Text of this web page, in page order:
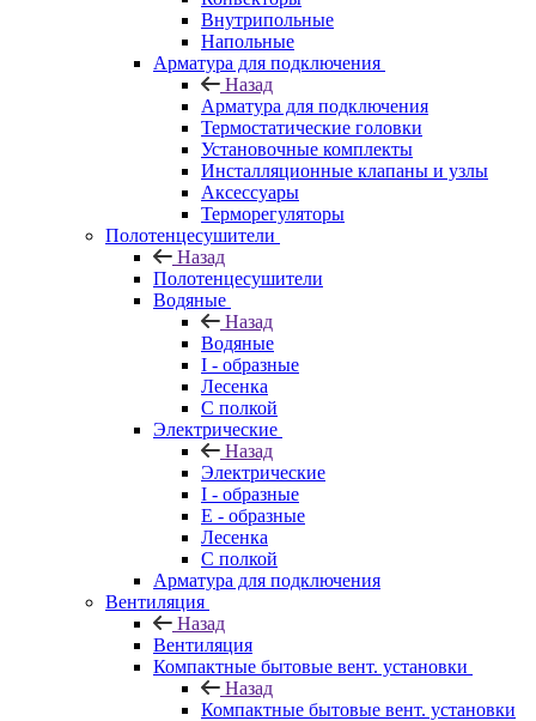
Внутрипольные
Напольные
Арматура для подключения
Назад
Арматура для подключения
Термостатические головки
Установочные комплекты
Инсталляционные клапаны и узлы
Аксессуары
Терморегуляторы
Полотенцесушители
Назад
Полотенцесушители
Водяные
Назад
Водяные
I - образные
Лесенка
С полкой
Электрические
Назад
Электрические
I - образные
E - образные
Лесенка
С полкой
Арматура для подключения
Вентиляция
Назад
Вентиляция
Компактные бытовые вент. установки
Назад
Компактные бытовые вент. установки